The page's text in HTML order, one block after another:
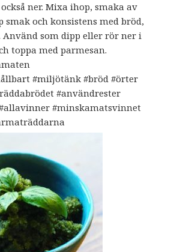
ner. Mixa ihop, smaka av
smak och konsistens med bröd,
som dipp eller rör ner i
toppa med parmesan.
#miljötänk #bröd #örter
#användrester
#minskamatsvinnet